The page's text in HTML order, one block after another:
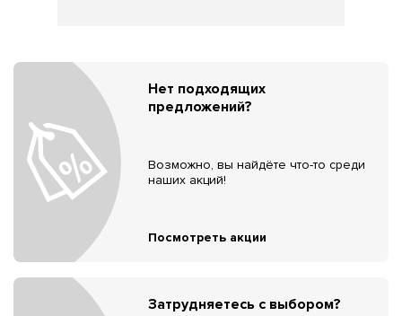
Нет подходящих
предложений?
Возможно, вы найдёте что-то среди
наших акций!
Посмотреть акции
Затрудняетесь с выбором?